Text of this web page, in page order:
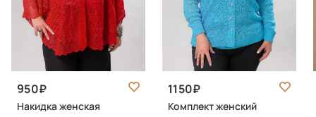
950
Накидка женская
1150
Комплект женский